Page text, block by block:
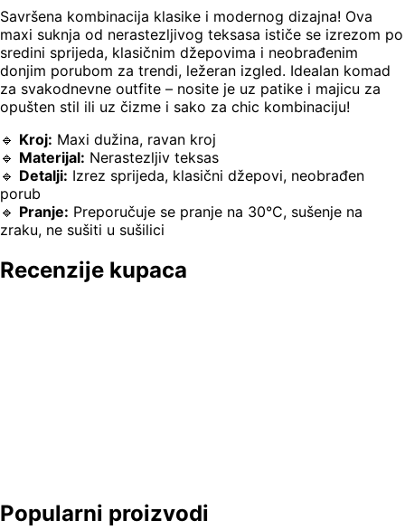
Savršena kombinacija klasike i modernog dizajna! Ova
maxi suknja od nerastezljivog teksasa ističe se izrezom po
sredini sprijeda, klasičnim džepovima i neobrađenim
donjim porubom za trendi, ležeran izgled. Idealan komad
za svakodnevne outfite – nosite je uz patike i majicu za
opušten stil ili uz čizme i sako za chic kombinaciju!
🔹 Kroj: Maxi dužina, ravan kroj
🔹 Materijal: Nerastezljiv teksas
🔹 Detalji: Izrez sprijeda, klasični džepovi, neobrađen
porub
🔹 Pranje: Preporučuje se pranje na 30°C, sušenje na
zraku, ne sušiti u sušilici
Recenzije kupaca
Popularni proizvodi